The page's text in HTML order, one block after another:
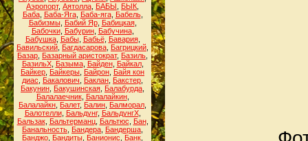
Аэропорт, Аятолла БАБЫ БЫК
Баба, Баба-Яга, Баба-яга, Бабель,
Бабизмы, Бабий Яр, Бабицкая,
Бабочки, Бабурин, Бабучина,
Бабушка, Бабы, Бабьё, Бавария,
Бавильский Багдасарова Багрицкий
Базар Базарный аристократ, Базиль
БазильХ, Базыма, Байден, Байкал,
Байкер Байкеры Байрон Байя кон
диас
Бакалович Баклан Бакстер
Бакунин Бакушинская Балабурда
Балалаечник, Балалайкин,
Балалайкн Балет, Балин Балморал
Балотелли, Бальдунг, БальдунгХ,
Бальзак, Бальтерманц, Бальтюс Бан,
Банальность Бандера Бандерша
Банджо Бандиты Банионис Банк